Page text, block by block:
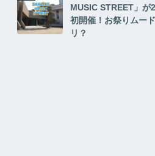
MUSIC STREET」が
初開催！お祭りムー
リ？